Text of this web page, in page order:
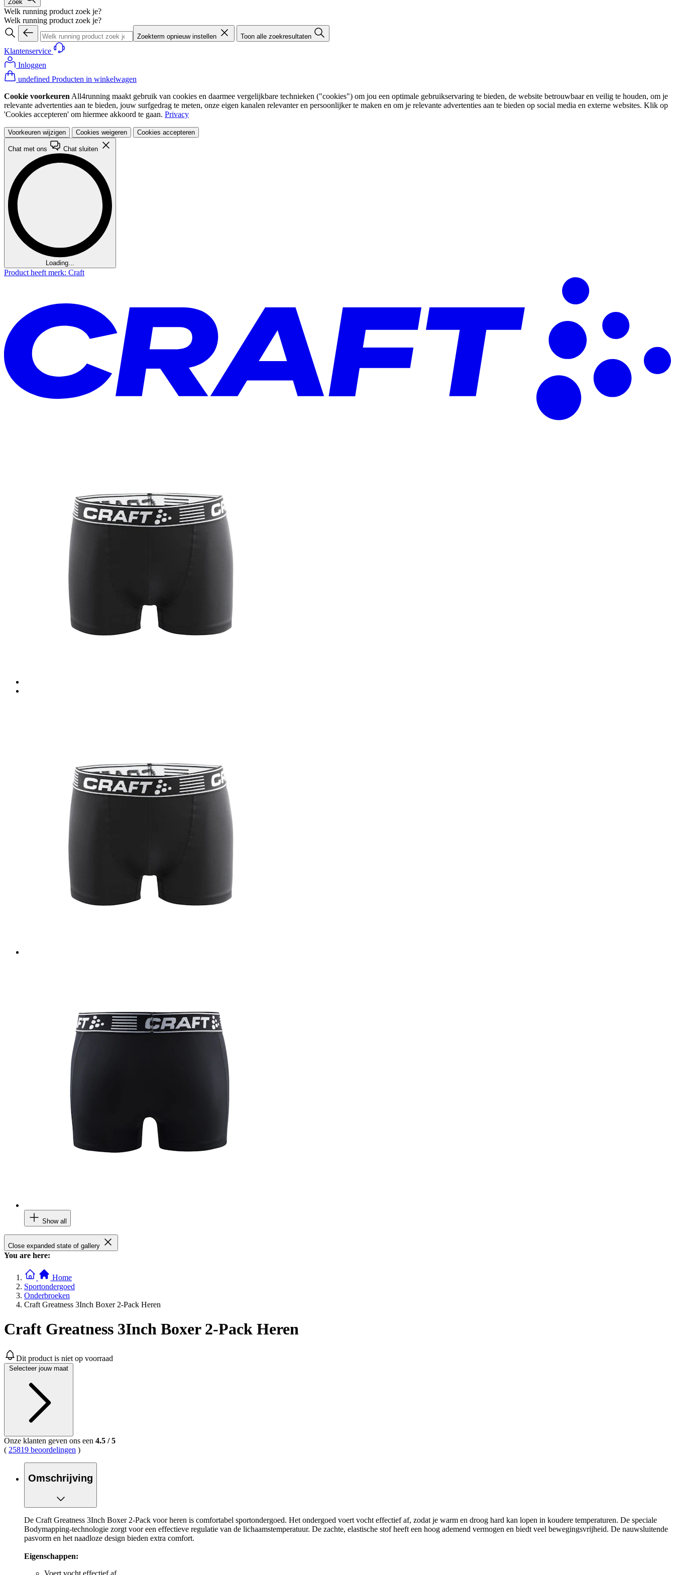
Zoek
Welk running product zoek je?
Welk running product zoek je?
Zoekterm opnieuw instellen Toon alle zoekresultaten
Klantenservice
Inloggen
undefined Producten in winkelwagen
Cookie voorkeuren All4running maakt gebruik van cookies en daarmee vergelijkbare technieken ("cookies") om jou een optimale gebruikservaring te bieden, de website betrouwbaar en veilig te houden, om je
relevante advertenties aan te bieden, jouw surfgedrag te meten, onze eigen kanalen relevanter en persoonlijker te maken en om je relevante advertenties aan te bieden op social media en externe websites. Klik op
'Cookies accepteren' om hiermee akkoord te gaan. Privacy
Voorkeuren wijzigen Cookies weigeren Cookies accepteren
Chat met ons Chat sluiten
Loading...
Product heeft merk: Craft
Show all
Close expanded state of gallery
You are here:
Home
Sportondergoed
Onderbroeken
Craft Greatness 3Inch Boxer 2-Pack Heren
Craft Greatness 3Inch Boxer 2-Pack Heren
Dit product is niet op voorraad
Selecteer jouw maat
Onze klanten geven ons een 4.5 /5
( 25819 beoordelingen )
Omschrijving
De Craft Greatness 3Inch Boxer 2-Pack voor heren is comfortabel sportondergoed. Het ondergoed voert vocht effectief af, zodat je warm en droog hard kan lopen in koudere temperaturen. De speciale
Bodymapping-technologie zorgt voor een effectieve regulatie van de lichaamstemperatuur. De zachte, elastische stof heeft een hoog ademend vermogen en biedt veel bewegingsvrijheid. De nauwsluitende
pasvorm en het naadloze design bieden extra comfort.
Eigenschappen:
Voert vocht effectief af